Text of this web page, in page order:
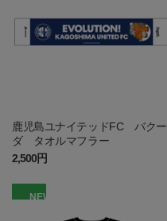
鹿児島ユナイテッドFC バクー
ダ タオルマフラー
2,500円
NEW